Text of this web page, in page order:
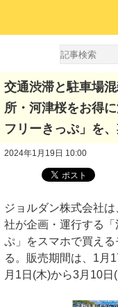
交通渋滞と駐車場
所・河津桜をお得
フリーきっぷ」を
2024年1月19日 10:00
ジョルダン株式会社
社が企画・運行する
ぷ」をスマホで買え
る。販売期間は、1月
月1日(木)から3月10日(